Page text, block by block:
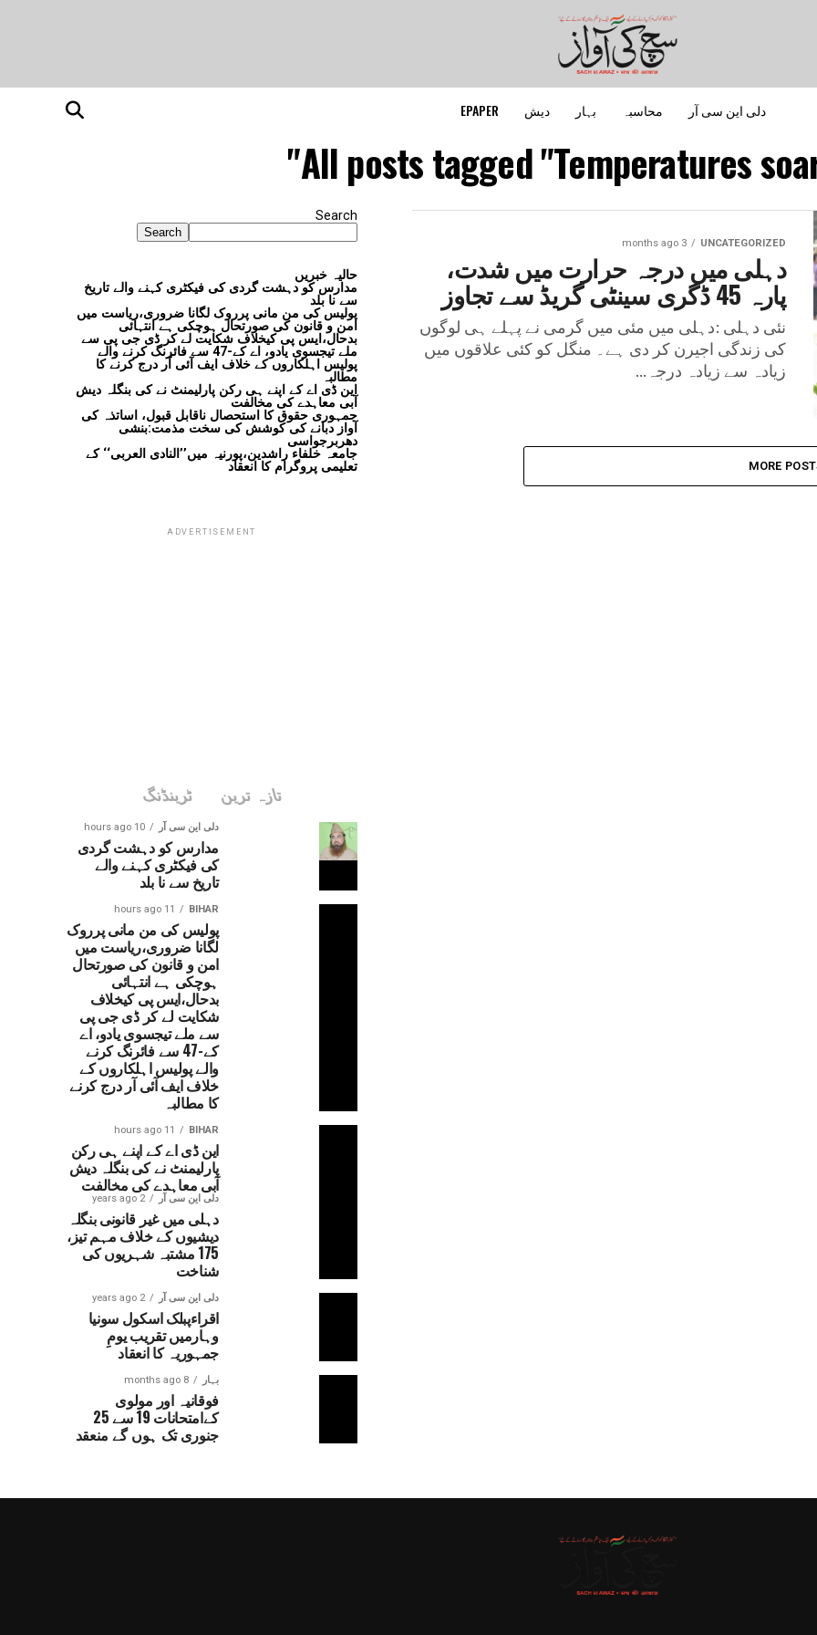
دلی این سی آر محاسبہ بہار دیش EPAPER
All posts tagged "Temperatures
UNCATEGORIZED
3 months ago
دہلی میں درجہ حرارت میں شدت،
پارہ 45 ڈگری سینٹی گریڈ سے تجاوز
نئی دہلی :دہلی میں مئی میں گرمی نے پہلے ہی لوگوں
کی زندگی اجیرن کر دی ہے۔ منگل کو کئی علاقوں میں
زیادہ سے زیادہ درجہ...
MORE
Search
Search
حالیہ خبریں
مدارس کو دہشت گردی کی فیکٹری کہنے والے تاریخ
سے نا بلد
پولیس کی من مانی پرروک لگانا ضروری،ریاست میں
امن و قانون کی صورتحال ہوچکی ہے انتہائی
بدحال،ایس پی کیخلاف شکایت لے کر ڈی جی پی سے
ملے تیجسوی یادو، اے کے-47 سے فائرنگ کرنے والے
پولیس اہلکاروں کے خلاف ایف آئی آر درج کرنے کا
مطالبہ
این ڈی اے کے اپنے ہی رکن پارلیمنٹ نے کی بنگلہ دیش
آبی معاہدے کی مخالفت
جمہوری حقوق کا استحصال ناقابل قبول، اساتذہ کی
آواز دبانے کی کوشش کی سخت مذمت:بنشی
دھربرجواسی
جامعہ خلفاء راشدین،پورنیہ میں’’النادی العربی‘‘ کے
تعلیمی پروگرام کا انعقاد
ADVERTISEMENT
تازہ ترین ٹرینڈنگ
دلی این سی آر 10 hours ago
مدارس کو دہشت گردی
کی فیکٹری کہنے والے
تاریخ سے نا بلد
BIHAR
11 hours ago
پولیس کی من مانی پرروک
لگانا ضروری،ریاست میں
امن و قانون کی صورتحال
ہوچکی ہے انتہائی
بدحال،ایس پی کیخلاف
شکایت لے کر ڈی جی پی
سے ملے تیجسوی یادو، اے
کے-47 سے فائرنگ کرنے
والے پولیس اہلکاروں کے
خلاف ایف آئی آر درج کرنے
کا مطالبہ
BIHAR
11 hours ago
این ڈی اے کے اپنے ہی رکن
پارلیمنٹ نے کی بنگلہ دیش
آبی معاہدے کی مخالفت
دلی این سی آر 2 years ago
دہلی میں غیر قانونی بنگلہ
دیشیوں کے خلاف مہم تیز،
175 مشتبہ شہریوں کی
شناخت
دلی این سی آر 2 years ago
اقراءپبلک اسکول سونیا
وہارمیں تقریب یومِ
جمہوریہ کا انعقاد
بہار 8 months ago
فوقانیہ اور مولوی
کےامتحانات 19 سے 25
جنوری تک ہوں گے منعقد